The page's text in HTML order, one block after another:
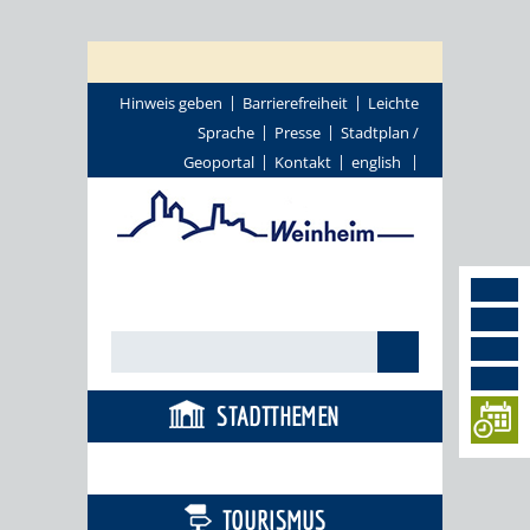
Hinweis geben Barrierefreiheit
Leichte
Sprache
Presse
Stadtplan /
Geoportal
Kontakt english
STADTTHEMEN
TOURISMUS